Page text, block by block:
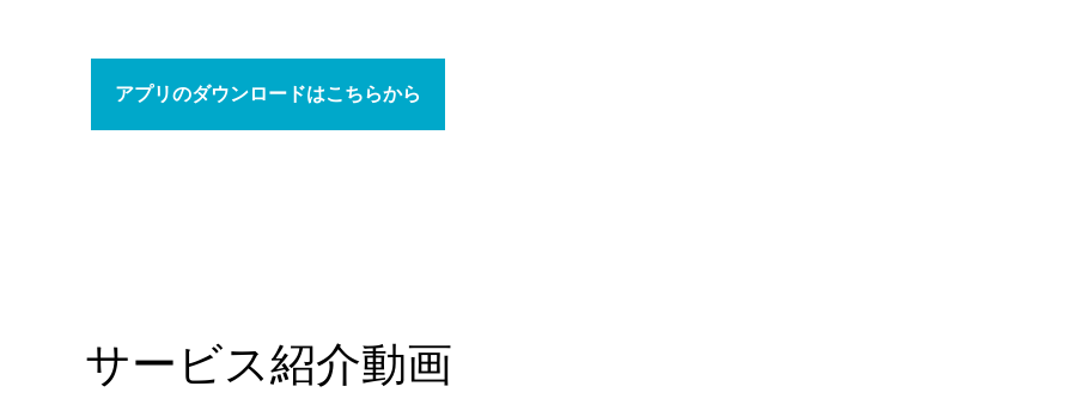
アプリのダウンロードはこちらから
サービス紹介動画